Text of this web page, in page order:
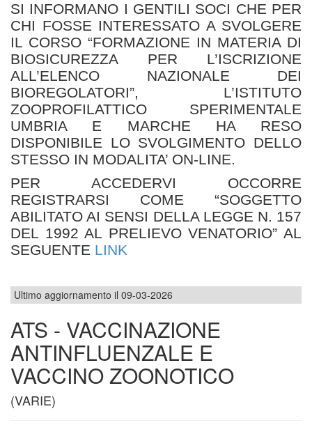
SI INFORMANO I GENTILI SOCI CHE PER
CHI FOSSE INTERESSATO A SVOLGERE
IL CORSO “FORMAZIONE IN MATERIA DI
BIOSICUREZZA PER L’ISCRIZIONE
ALL’ELENCO NAZIONALE DEI
BIOREGOLATORI”, L’ISTITUTO
ZOOPROFILATTICO SPERIMENTALE
UMBRIA E MARCHE HA RESO
DISPONIBILE LO SVOLGIMENTO DELLO
STESSO IN MODALITA’ ON-LINE.
PER ACCEDERVI OCCORRE
REGISTRARSI COME “SOGGETTO
ABILITATO AI SENSI DELLA LEGGE N. 157
DEL 1992 AL PRELIEVO VENATORIO” AL
SEGUENTE LINK
Ultimo aggiornamento il 09-03-2026
ATS - VACCINAZIONE
ANTINFLUENZALE E
VACCINO ZOONOTICO
(VARIE)